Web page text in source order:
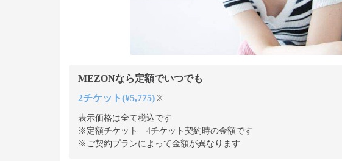
MEZONなら定額でいつでも
2チケット(¥5,775) ※
表示価格は全て税込です
※定額チケット 4チケット契約時の金額です
※ご契約プランによって金額が異なります